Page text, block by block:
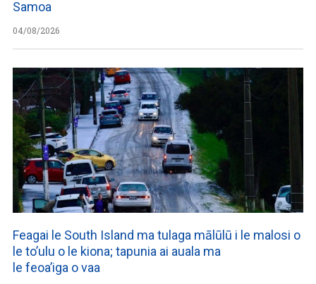
Samoa
04/08/2026
Feagai le South Island ma tulaga mālūlū i le malosi o
le to’ulu o le kiona; tapunia ai auala ma
le feoa’iga o vaa